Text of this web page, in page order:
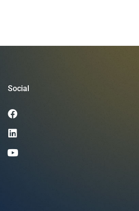
Social